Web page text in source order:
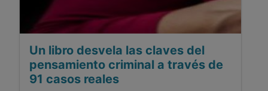
Un libro desvela las claves del
pensamiento criminal a través de
91 casos reales